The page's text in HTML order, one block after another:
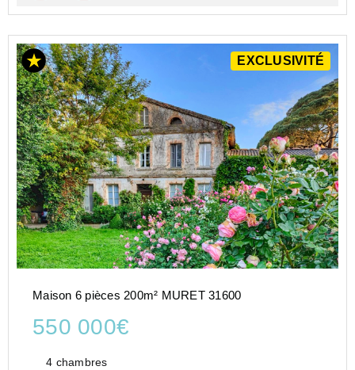
EXCLUSIVITÉ
Maison 6 pièces 200m² MURET 31600
550 000€
4 chambres